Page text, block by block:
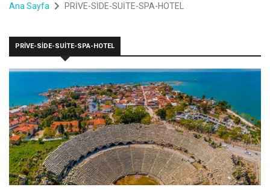
Ana Sayfa PRİVE-SİDE-SUİTE-SPA-HOTEL
PRİVE-SİDE-SUİTE-SPA-HOTEL